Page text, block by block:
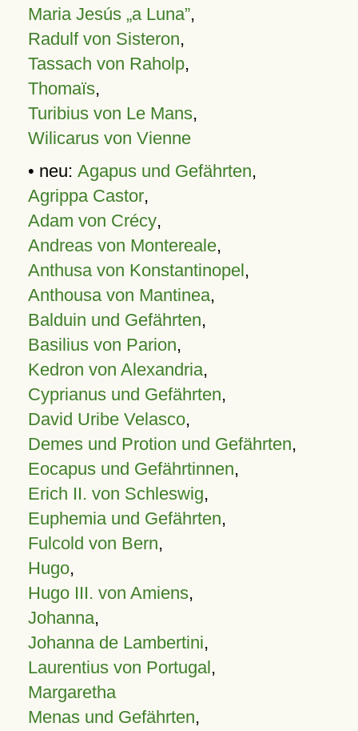
Maria Jesús „a Luna”,
Radulf von Sisteron,
Tassach von Raholp,
Thomaïs,
Turibius von Le Mans,
Wilicarus von Vienne
• neu: Agapus und Gefährten,
Agrippa Castor,
Adam von Crécy,
Andreas von Montereale,
Anthusa von Konstantinopel,
Anthousa von Mantinea,
Balduin und Gefährten,
Basilius von Parion,
Kedron von Alexandria,
Cyprianus und Gefährten,
David Uribe Velasco,
Demes und Protion und Gefährten,
Eocapus und Gefährtinnen,
Erich II. von Schleswig,
Euphemia und Gefährten,
Fulcold von Bern,
Hugo,
Hugo III. von Amiens,
Johanna,
Johanna de Lambertini,
Laurentius von Portugal,
Margaretha
Menas und Gefährten,